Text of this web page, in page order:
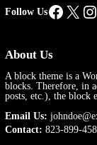
Follow Us X
About Us
A block theme is a
blocks. Therefore, in
posts, etc.), the block
Email Us:
Contact: 823-899-